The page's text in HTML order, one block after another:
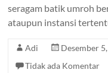
seragam batik umroh
ataupun instansi
Adi Desember
Tidak ada Komentar